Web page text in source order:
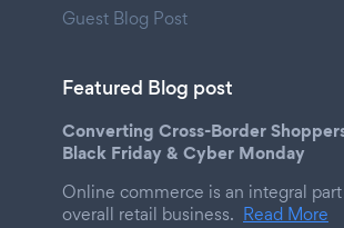
Guest Blog Post
Featured Blog post
Converting Cross-Border
Black Friday & Cyber Monday
Online commerce is an integral
overall retail business. Read More